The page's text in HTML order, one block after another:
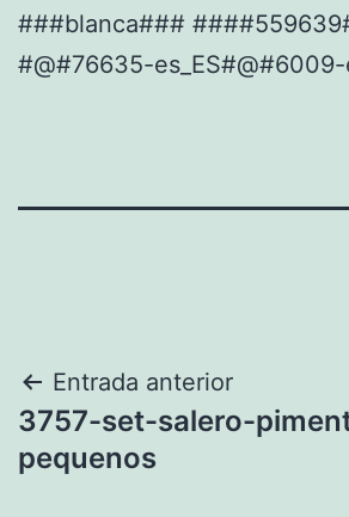
###blanca###
#@#76635-es_ES#@#6009-
Navegación
de
Entrada anterior
3757-set-salero-
pequenos